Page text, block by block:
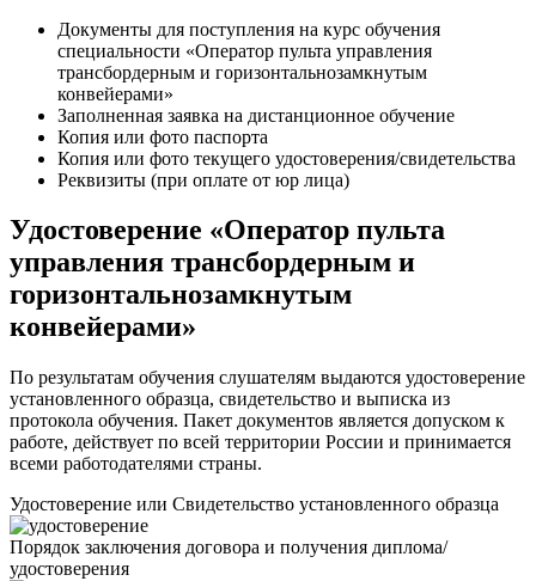
Документы для поступления на курс обучения
специальности «Оператор пульта управления
трансбордерным и горизонтальнозамкнутым
конвейерами»
Заполненная заявка на дистанционное обучение
Копия или фото паспорта
Копия или фото текущего удостоверения/свидетельства
Реквизиты (при оплате от юр лица)
Удостоверение «Оператор пульта
управления трансбордерным и
горизонтальнозамкнутым
конвейерами»
По результатам обучения слушателям выдаются удостоверение
установленного образца, свидетельство и выписка из
протокола обучения. Пакет документов является допуском к
работе, действует по всей территории России и принимается
всеми работодателями страны.
Удостоверение или Свидетельство установленного образца
Порядок заключения договора и получения диплома/
удостоверения